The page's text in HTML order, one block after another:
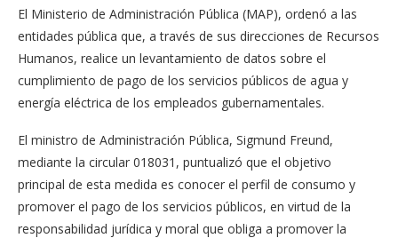
El Ministerio de Administración Pública (MAP), ordenó a las
entidades pública que, a través de sus direcciones de Recursos
Humanos, realice un levantamiento de datos sobre el
cumplimiento de pago de los servicios públicos de agua y
energía eléctrica de los empleados gubernamentales.
El ministro de Administración Pública, Sigmund Freund,
mediante la circular 018031, puntualizó que el objetivo
principal de esta medida es conocer el perfil de consumo y
promover el pago de los servicios públicos, en virtud de la
responsabilidad jurídica y moral que obliga a promover la